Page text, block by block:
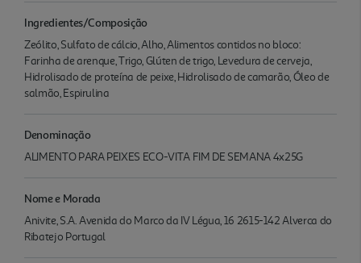
Ingredientes/Composição
Zeólito, Sulfato de cálcio, Alho, Alimentos contidos no bloco:
Farinha de arenque, Trigo, Glúten de trigo, Levedura de cerveja,
Hidrolisado de proteína de peixe, Hidrolisado de camarão, Óleo de
salmão, Espirulina
Denominação
ALIMENTO PARA PEIXES ECO-VITA FIM DE SEMANA 4x25G
Nome e Morada
Anivite, S.A. Avenida do Marco da IV Légua, 16 2615-142 Alverca do
Ribatejo Portugal